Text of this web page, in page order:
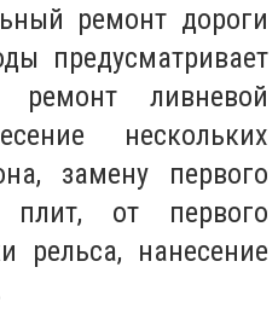
ремонт дороги
предусматривает
ремонт ливневой
нескольких
замену первого
плит, от первого
рельса, нанесение